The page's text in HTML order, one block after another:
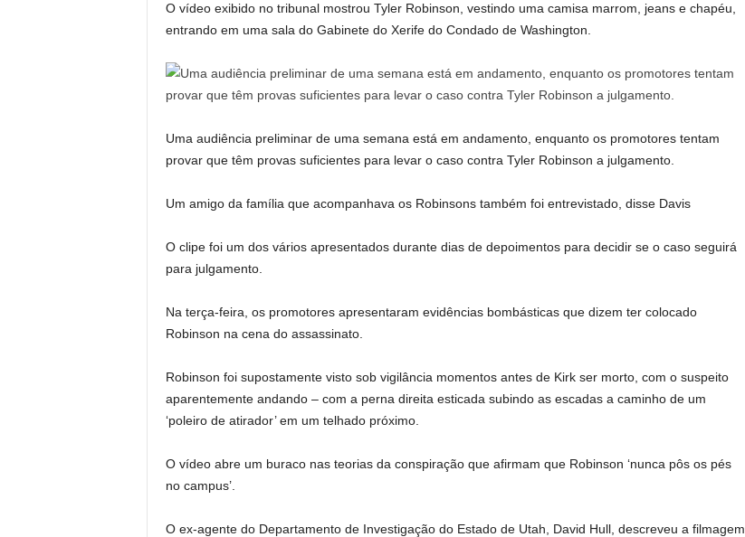
O vídeo exibido no tribunal mostrou Tyler Robinson, vestindo uma camisa marrom, jeans e chapéu,
entrando em uma sala do Gabinete do Xerife do Condado de Washington.
Uma audiência preliminar de uma semana está em andamento, enquanto os promotores tentam
provar que têm provas suficientes para levar o caso contra Tyler Robinson a julgamento.
Um amigo da família que acompanhava os Robinsons também foi entrevistado, disse Davis
O clipe foi um dos vários apresentados durante dias de depoimentos para decidir se o caso seguirá
para julgamento.
Na terça-feira, os promotores apresentaram evidências bombásticas que dizem ter colocado
Robinson na cena do assassinato.
Robinson foi supostamente visto sob vigilância momentos antes de Kirk ser morto, com o suspeito
aparentemente andando – com a perna direita esticada subindo as escadas a caminho de um
‘poleiro de atirador’ em um telhado próximo.
O vídeo abre um buraco nas teorias da conspiração que afirmam que Robinson ‘nunca pôs os pés
no campus’.
O ex-agente do Departamento de Investigação do Estado de Utah, David Hull, descreveu a filmagem